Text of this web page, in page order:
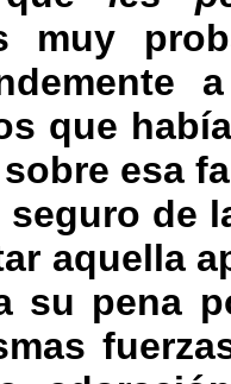
muy
que
esa
de
aquella
su pena